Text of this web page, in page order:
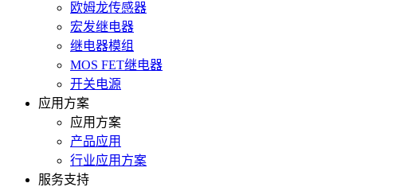
欧姆龙传感器
宏发继电器
继电器模组
MOS FET继电器
开关电源
应用方案
应用方案
产品应用
行业应用方案
服务支持